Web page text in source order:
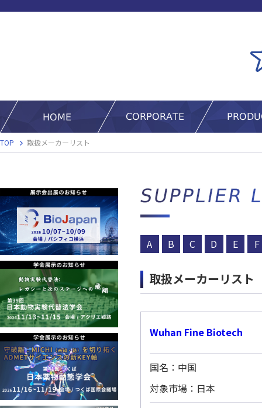
TOP 取扱メーカーリスト
A B C D E F
取扱メーカーリスト
Wuhan Fine Biotech
国名：中国
対象市場：日本